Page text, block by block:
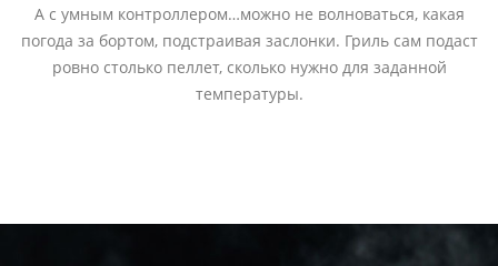
А с умным контроллером…можно не волноваться, какая
погода за бортом, подстраивая заслонки. Гриль сам подаст
ровно столько пеллет, сколько нужно для заданной
температуры.